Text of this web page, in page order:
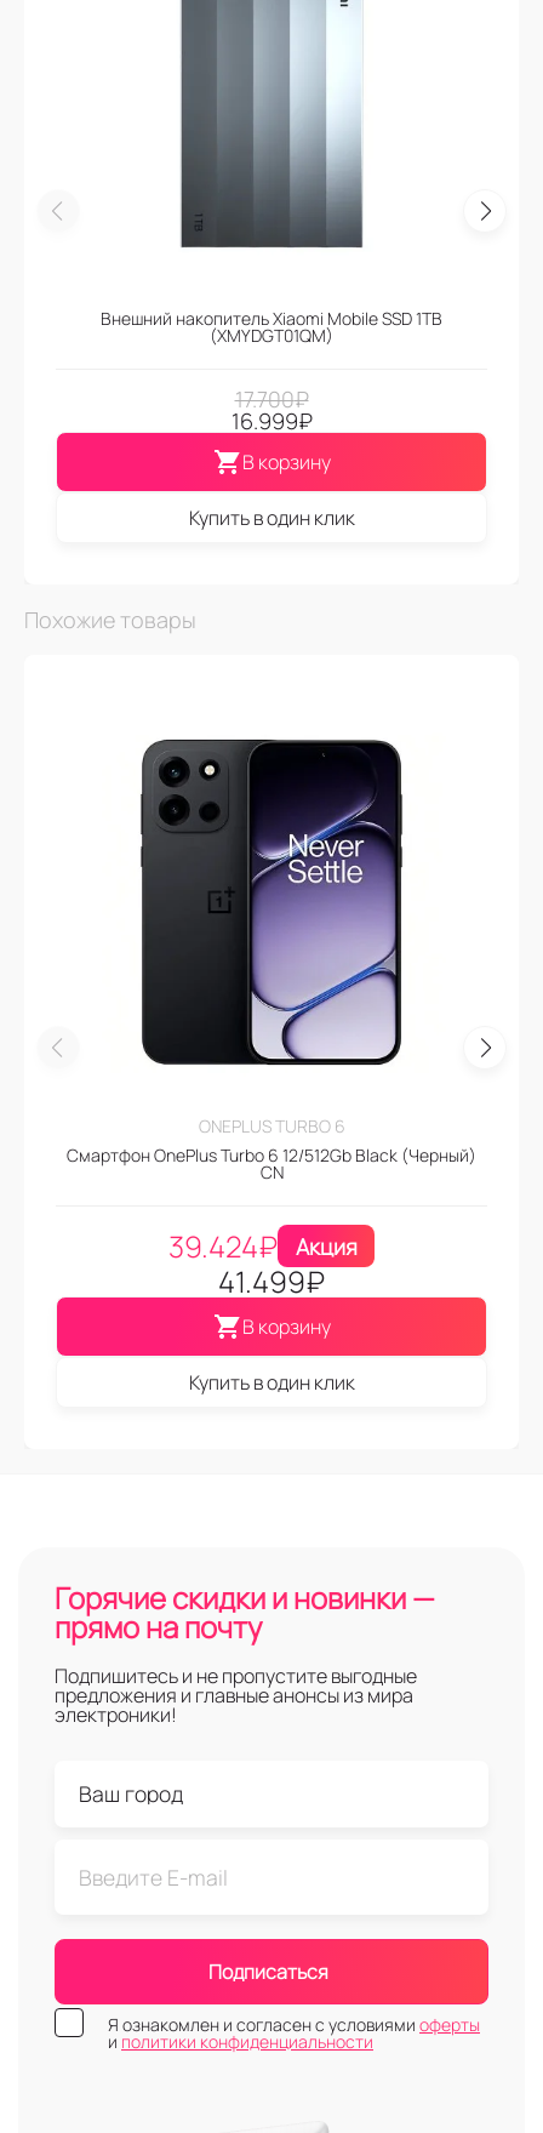
Внешний накопитель Xiaomi Mobile SSD 1TB
(XMYDGT01QM)
17.700₽
16.999₽
В корзину
Купить в один клик
Похожие товары
ONEPLUS TURBO 6
Смартфон OnePlus Turbo 6 12/512Gb Black (Черный)
CN
39.424₽ Акция
41.499₽
В корзину
Купить в один клик
Горячие скидки и новинки —
прямо на почту
Подпишитесь и не пропустите выгодные
предложения и главные анонсы из мира
электроники!
Подписаться
Я ознакомлен и согласен с условиями оферты
и политики конфиденциальности